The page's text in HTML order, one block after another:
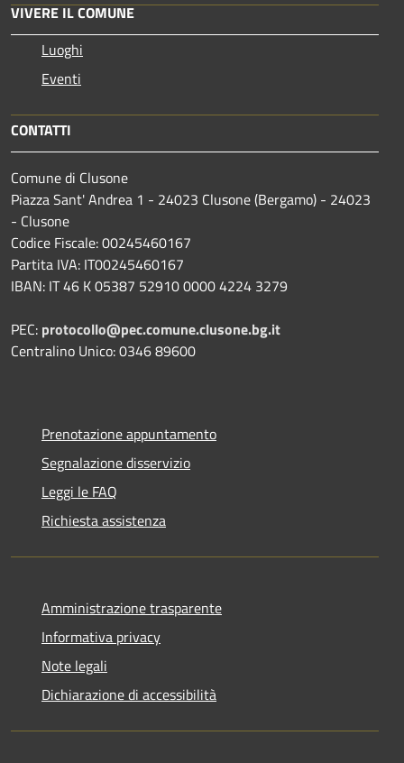
VIVERE IL COMUNE
Luoghi
Eventi
CONTATTI
Comune di Clusone
Piazza Sant' Andrea 1 - 24023 Clusone (Bergamo) - 24023
- Clusone
Codice Fiscale: 00245460167
Partita IVA: IT00245460167
IBAN: IT 46 K 05387 52910 0000 4224 3279
PEC: protocollo@pec.comune.clusone.bg.it
Centralino Unico: 0346 89600
Prenotazione appuntamento
Segnalazione disservizio
Leggi le FAQ
Richiesta assistenza
Amministrazione trasparente
Informativa privacy
Note legali
Dichiarazione di accessibilità